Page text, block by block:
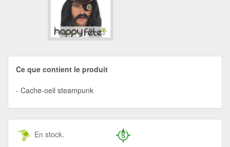
Ce que contient le produit
Cache-oeil steampunk
En stock.